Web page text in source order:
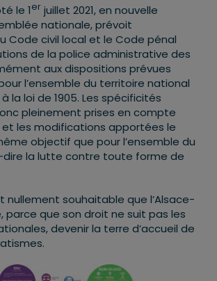
le 1er juillet 2021, en nouvelle
nationale, prévoit
Code civil local et le Code pénal
de la police administrative des
aux dispositions prévues
l’ensemble du territoire national
la loi de 1905. Les spécificités
pleinement prises en compte
les modifications apportées le
objectif que pour l’ensemble du
dire la lutte contre toute forme de
nullement souhaitable que l’Alsace-
parce que son droit ne suit pas les
devenir la terre d’accueil de